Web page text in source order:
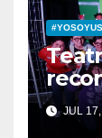
sus
JUL